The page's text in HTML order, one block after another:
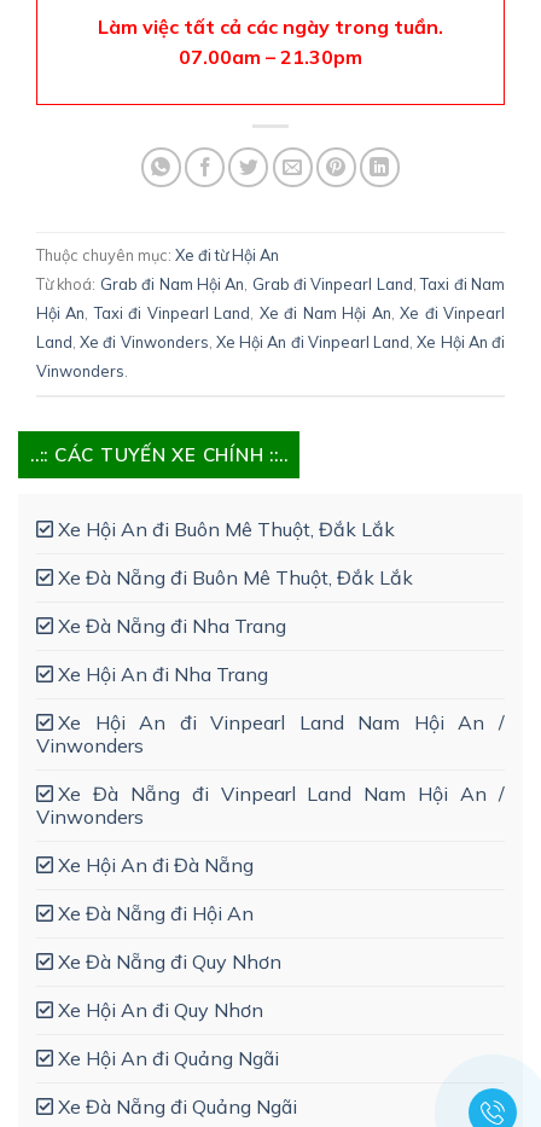
Làm việc tất cả các ngày trong tuần.
07.00am – 21.30pm
Thuộc chuyên mục: Xe đi từ Hội An
Từ khoá: Grab đi Nam Hội An, Grab đi Vinpearl Land,Taxi đi Nam
Hội An,Taxi đi Vinpearl Land, Xe đi Nam Hội An,Xe đi Vinpearl
Land,Xe đi Vinwonders, Xe Hội An đi Vinpearl Land,Xe Hội An đi
Vinwonders.
..:: CÁC TUYẾN XE CHÍNH ::..
Xe Hội An đi Buôn Mê Thuột, Đắk Lắk
Xe Đà Nẵng đi Buôn Mê Thuột, Đắk Lắk
Xe Đà Nẵng đi Nha Trang
Xe Hội An đi Nha Trang
Xe Hội An đi Vinpearl Land Nam Hội An /
Vinwonders
Xe Đà Nẵng đi Vinpearl Land Nam Hội An /
Vinwonders
Xe Hội An đi Đà Nẵng
Xe Đà Nẵng đi Hội An
Xe Đà Nẵng đi Quy Nhơn
Xe Hội An đi Quy Nhơn
Xe Hội An đi Quảng Ngãi
Xe Đà Nẵng đi Quảng Ngãi